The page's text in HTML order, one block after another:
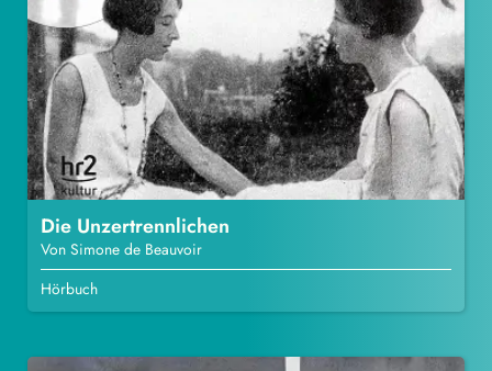
Die Unzertrennlichen
Von Simone de Beauvoir
Hörbuch